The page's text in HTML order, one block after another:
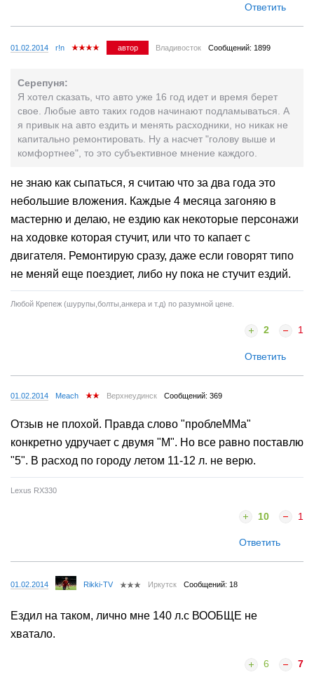
Ответить
01.02.2014 r!n автор Владивосток Сообщений: 1899
Серепуня:
Я хотел сказать, что авто уже 16 год идет и время берет
свое. Любые авто таких годов начинают подламываться. А
я привык на авто ездить и менять расходники, но никак не
капитально ремонтировать. Ну а насчет "голову выше и
комфортнее", то это субъективное мнение каждого.
не знаю как сыпаться, я считаю что за два года это
небольшие вложения. Каждые 4 месяца загоняю в
мастерню и делаю, не ездию как некоторые персонажи
на ходовке которая стучит, или что то капает с
двигателя. Ремонтирую сразу, даже если говорят типо
не меняй еще поездиет, либо ну пока не стучит ездий.
Любой Крепеж (шурупы,болты,анкера и т.д) по разумной цене.
2 1
Ответить
01.02.2014 Meach Верхнеудинск Сообщений: 369
Отзыв не плохой. Правда слово "проблеММа"
конкретно удручает с двумя "М". Но все равно поставлю
"5". В расход по городу летом 11-12 л. не верю.
Lexus RX330
10 1
Ответить
01.02.2014 Rikki-TV Иркутск Сообщений: 18
Ездил на таком, лично мне 140 л.с ВООБЩЕ не
хватало.
6 7